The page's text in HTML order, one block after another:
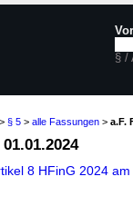
§ /
> § 5 > alle Fassungen > a.F.
8 HFinG 2024